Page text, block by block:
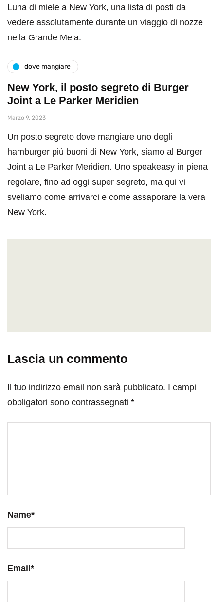
Luna di miele a New York, una lista di posti da
vedere assolutamente durante un viaggio di nozze
nella Grande Mela.
dove mangiare
New York, il posto segreto di Burger
Joint a Le Parker Meridien
Marzo 9, 2023
Un posto segreto dove mangiare uno degli
hamburger più buoni di New York, siamo al Burger
Joint a Le Parker Meridien. Uno speakeasy in piena
regolare, fino ad oggi super segreto, ma qui vi
sveliamo come arrivarci e come assaporare la vera
New York.
Lascia un commento
Il tuo indirizzo email non sarà pubblicato. I campi
obbligatori sono contrassegnati *
Name*
Email*